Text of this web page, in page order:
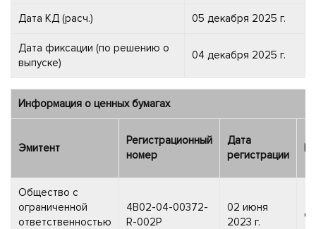
Дата КД (расч.) 05 декабря 2025 г.
Дата фиксации (по решению о
выпуске)
04 декабря 2025 г.
Информация о ценных бумагах
Эмитент
Регистрационный
номер
Дата
регистрации
Общество с
ограниченной
ответственностью
4B02-04-00372-
R-002P
02 июня
2023 г.